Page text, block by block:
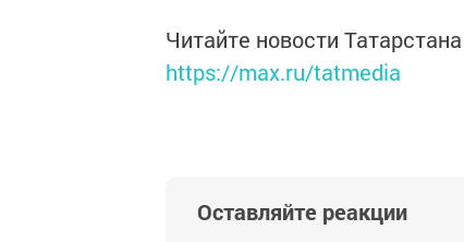
Читайте новости
https://max.ru/tatmedia
Оставляйте реакции